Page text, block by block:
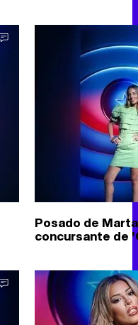
Posado de
concursante de